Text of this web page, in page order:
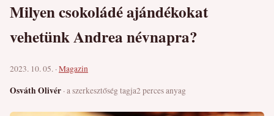
Milyen csokoládé ajándékokat
vehetünk Andrea névnapra?
2023. 10. 05. ·Magazin
Osváth Olivér · a szerkesztőség tagja2 perces anyag